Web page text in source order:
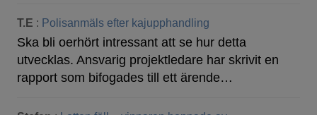
T.E : Polisanmäls efter kajupphandling
Ska bli oerhört intressant att se hur detta
utvecklas. Ansvarig projektledare har skrivit en
rapport som bifogades till ett ärende…